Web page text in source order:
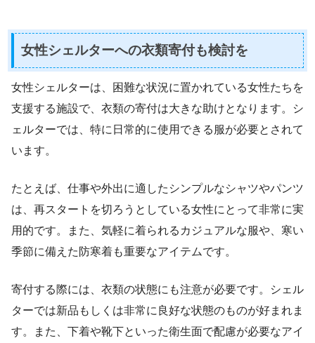
女性シェルターへの衣類寄付も検討を
女性シェルターは、困難な状況に置かれている女性たちを
支援する施設で、衣類の寄付は大きな助けとなります。シ
ェルターでは、特に日常的に使用できる服が必要とされて
います。
たとえば、仕事や外出に適したシンプルなシャツやパンツ
は、再スタートを切ろうとしている女性にとって非常に実
用的です。また、気軽に着られるカジュアルな服や、寒い
季節に備えた防寒着も重要なアイテムです。
寄付する際には、衣類の状態にも注意が必要です。シェル
ターでは新品もしくは非常に良好な状態のものが好まれま
す。また、下着や靴下といった衛生面で配慮が必要なアイ